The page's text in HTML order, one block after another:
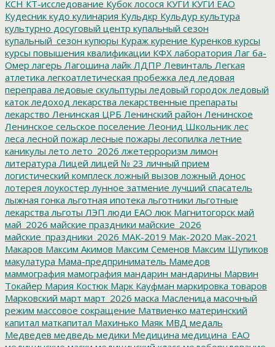
КСН КТ-исследование Кубок лосося КУГИ КУГИ ЕАО
Кудесник кудо кулинария Кульдкр Кульдур культура
культурно досуговый центр купальный сезон
купальный_сезон купюры Кураж курение Куренков курсы
курсы повышения квалификации КФХ лаборатория Лаг ба-
Омер лагерь Лагошина лайк ЛДПР Левинталь Легкая
атлетика легкоатлетическая пробежка лед ледовая
переправа ледовые скульптуры ледовый городок ледовый
каток ледоход лекарства лекарственные препараты
лекарство Ленинская ЦРБ Ленинский район Ленинское
Ленинское сельское поселение Леонид Школьник лес
леса лесной пожар лесные пожары лесопилка летние
каникулы лето лето_2026 лжетерроризм лимон
литература Лицей лицей № 23 личный прием
логистический комплеск ложный вызов ложный донос
лотерея лоукостер лунное затмение лучший спасатель
лыжная гонка льготная ипотека льготники льготные
лекарства льготы ЛЭП люди ЕАО люк Магнитогорск май
май_2026 майские праздники майские_2026
майские_праздники_2026 МАК-2019 Мак-2020 Мак-2021
Макаров Максим Акимов Максим Семенов Максим Шупиков
макулатура Мама-предприниматель Мамедов
маммография мамография мандарин мандарины Марвин
Токайер Мария Костюк Марк Кауфман маркировка товаров
Марковский март март_2026 маска Масленица масочный
режим массовое сокращение Матвиенко материнский
капитал маткапитал Махинько Маяк МВД медаль
Медведев медведь медики Медицина медицина_ЕАО